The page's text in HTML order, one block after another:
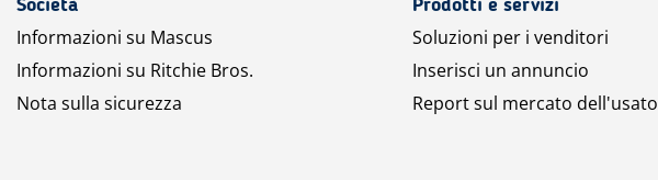
Società
Informazioni su Mascus
Informazioni su Ritchie Bros.
Nota sulla sicurezza
Prodotti e servizi
Soluzioni per i venditori
Inserisci un annuncio
Report sul mercato dell'usato